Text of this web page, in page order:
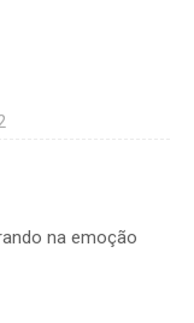
na emoção